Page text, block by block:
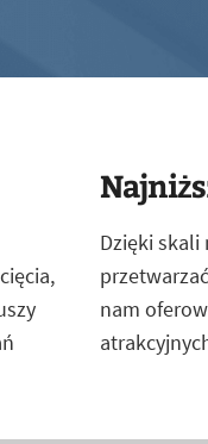
Dzięki skali
nam